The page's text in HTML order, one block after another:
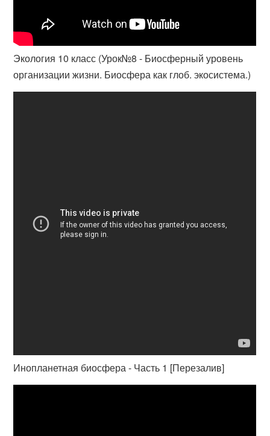
Экология 10 класс (Урок№8 - Биосферный уровень
организации жизни. Биосфера как глоб. экосистема.)
Инопланетная биосфера - Часть 1 [Перезалив]